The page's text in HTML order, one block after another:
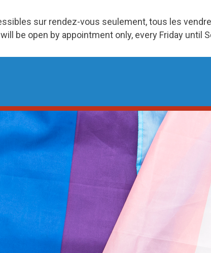
sur rendez-vous seulement, tous les
be open by appointment only, every Friday until